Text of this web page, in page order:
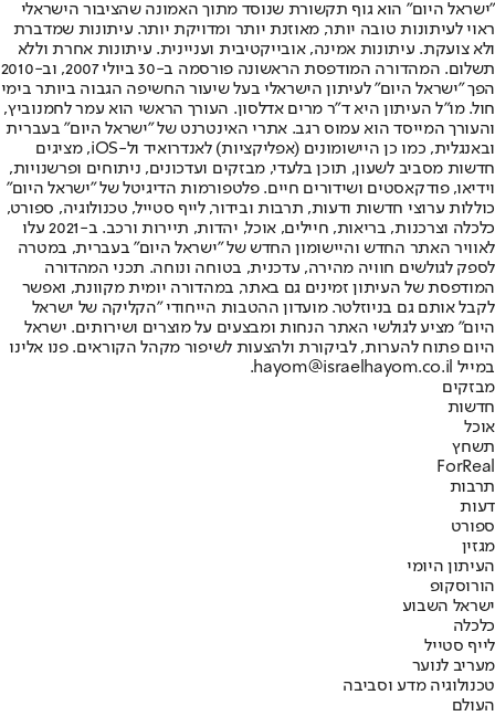
"ישראל היום" הוא גוף תקשורת שנוסד מתוך האמונה שהציבור הישראלי
ראוי לעיתונות טובה יותר, מאוזנת יותר ומדויקת יותר. עיתונות שמדברת
ולא צועקת. עיתונות אמינה, אובייקטיבית ועניינית. עיתונות אחרת וללא
תשלום. המהדורה המודפסת הראשונה פורסמה ב-30 ביולי 2007, וב-2010
הפך "ישראל היום" לעיתון הישראלי בעל שיעור החשיפה הגבוה ביותר בימי
חול. מו"ל העיתון היא ד"ר מרים אדלסון. העורך הראשי הוא עמר לחמנוביץ,
והעורך המייסד הוא עמוס רגב. אתרי האינטרנט של "ישראל היום" בעברית
ובאנגלית, כמו כן היישומונים (אפליקציות) לאנדרואיד ול-iOS, מציגים
חדשות מסביב לשעון, תוכן בלעדי, מבזקים ועדכונים, ניתוחים ופרשנויות,
וידיאו, פודקאסטים ושידורים חיים. פלטפורמות הדיגיטל של "ישראל היום"
כוללות ערוצי חדשות ודעות, תרבות ובידור, לייף סטייל, טכנולוגיה, ספורט,
כלכלה וצרכנות, בריאות, חיילים, אוכל, יהדות, תיירות ורכב. ב-2021 עלו
לאוויר האתר החדש והיישומון החדש של "ישראל היום" בעברית, במטרה
לספק לגולשים חוויה מהירה, עדכנית, בטוחה ונוחה. תכני המהדורה
המודפסת של העיתון זמינים גם באתר, במהדורה יומית מקוונת, ואפשר
לקבל אותם גם בניוזלטר. מועדון ההטבות הייחודי "הקליקה של ישראל
היום" מציע לגולשי האתר הנחות ומבצעים על מוצרים ושירותים. ישראל
היום פתוח להערות, לביקורת ולהצעות לשיפור מקהל הקוראים. פנו אלינו
במייל hayom@israelhayom.co.il.
מבזקים
חדשות
אוכל
תשחץ
ForReal
תרבות
דעות
ספורט
מגזין
העיתון היומי
הורוסקופ
ישראל השבוע
כלכלה
לייף סטייל
מעריב לנוער
טכנולוגיה מדע וסביבה
העולם